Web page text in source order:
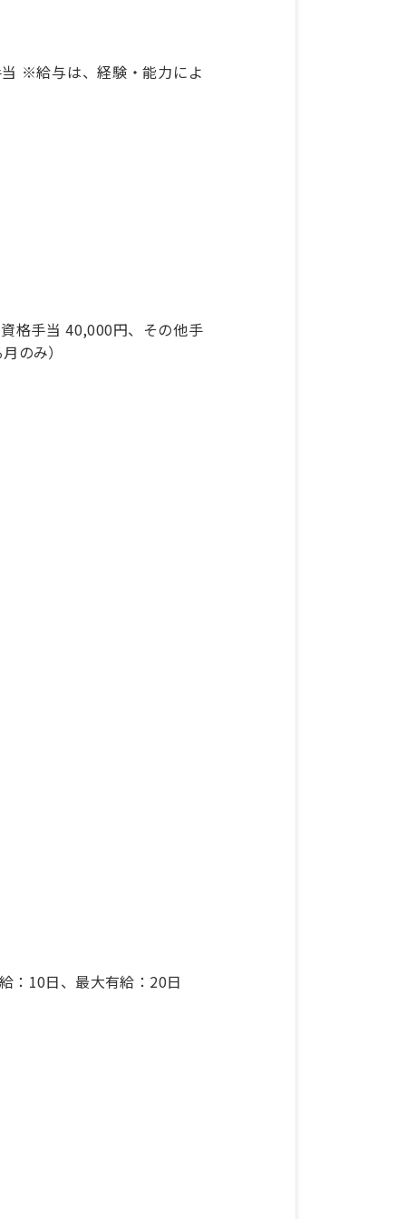
※給与は、経験・能力によ
格手当 40,000円、その他手
のみ）
：10日、最大有給：20日